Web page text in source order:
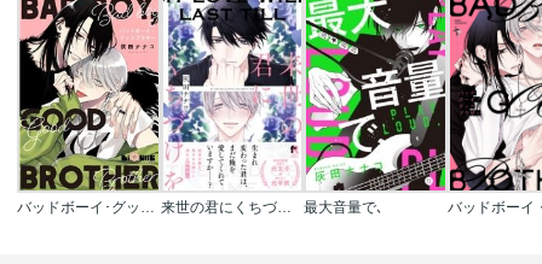
バッドボーイ･グッドブラザー 来世の君にくちづけを【単行本版(特典付き)】 最大音量で､